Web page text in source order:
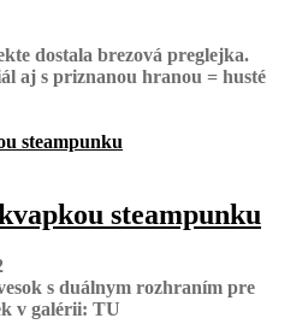
dostala brezová preglejka.
aj s priznanou hranou = husté
steampunku
s duálnym rozhraním pre
v galérii: TU